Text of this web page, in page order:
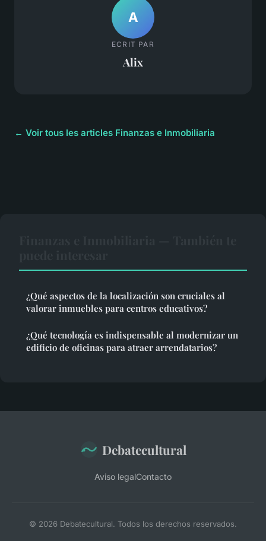
A
ECRIT PAR
Alix
← Voir tous les articles Finanzas e Inmobiliaria
¿Qué aspectos de la localización son cruciales al
valorar inmuebles para centros educativos?
¿Qué tecnología es indispensable al modernizar un
edificio de oficinas para atraer arrendatarios?
Debatecultural
Aviso legalContacto
© 2026 Debatecultural. Todos los derechos reservados.